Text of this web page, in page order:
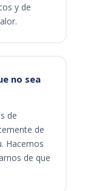
y de
no sea
de
de
Hacemos
de que